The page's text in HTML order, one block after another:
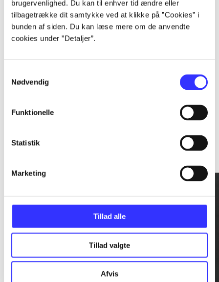
brugervenlighed. Du kan til enhver tid ændre eller
tilbagetrække dit samtykke ved at klikke på ”Cookies” i
bunden af siden. Du kan læse mere om de anvendte
cookies under ”Detaljer”.
Nødvendig
Funktionelle
Statistik
Marketing
Tillad alle
Tillad valgte
Afvis
...